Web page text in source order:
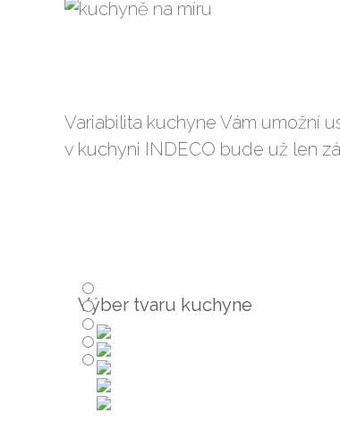
Variabilita kuchyne Vám umožní
v kuchyni INDECO bude už len
Výber tvaru kuchyne